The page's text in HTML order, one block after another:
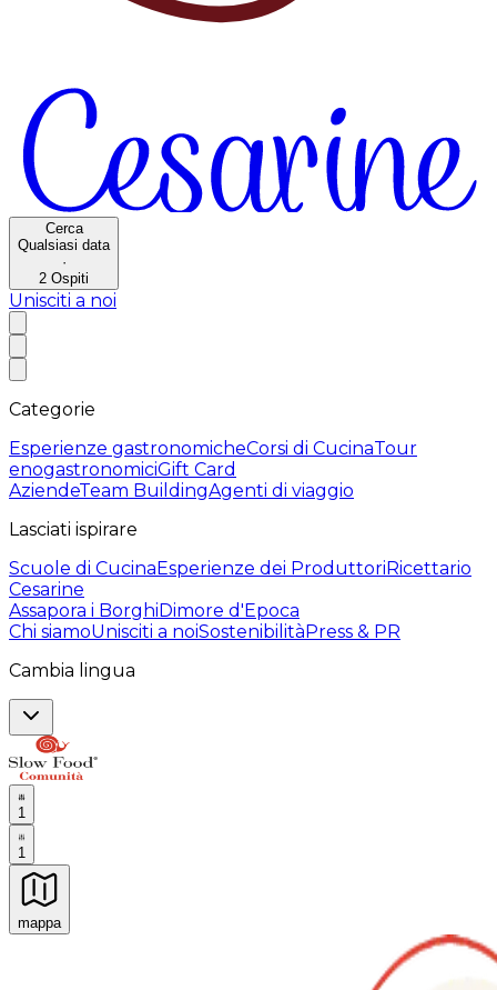
Cerca
Qualsiasi data
·
2 Ospiti
Unisciti a noi
Categorie
Esperienze gastronomicheCorsi di CucinaTour
enogastronomiciGift Card
AziendeTeam BuildingAgenti di viaggio
Lasciati ispirare
Scuole di CucinaEsperienze dei ProduttoriRicettario
Cesarine
Assapora i BorghiDimore d'Epoca
Chi siamoUnisciti a noiSostenibilitàPress & PR
Cambia lingua
1
1
mappa
Esperienze culinarie indimenticabili: Esperienze